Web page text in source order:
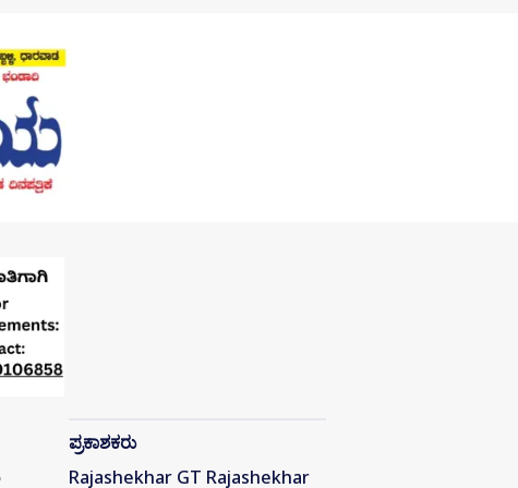
ಪ್ರಕಾಶಕರು
Rajashekhar GT Rajashekhar